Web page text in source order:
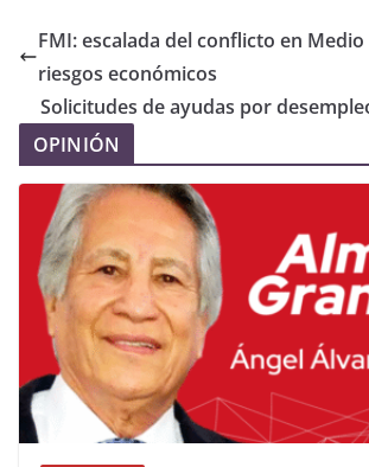
FMI: escalada del conflicto en
riesgos económicos
Solicitudes de ayudas por
OPINIÓN